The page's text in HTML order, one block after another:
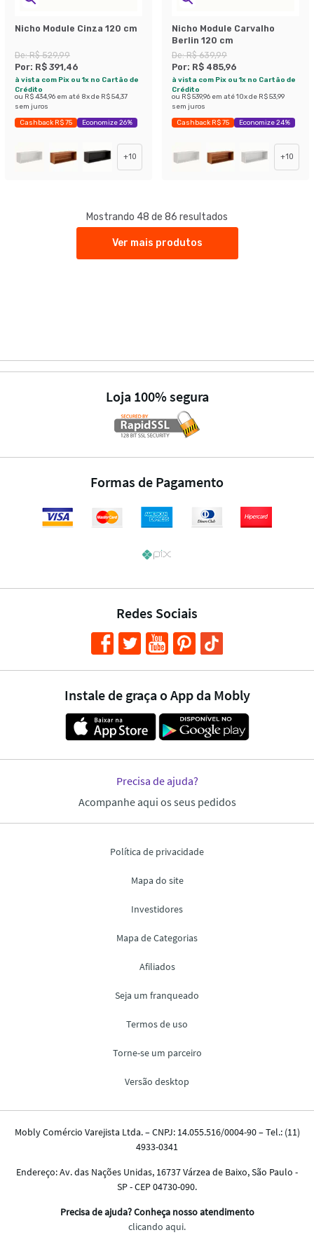
Nicho Module Cinza 120 cm
De:R$ 529,99
Por: R$ 391,46
à vista com Pix ou 1x no Cartão de
Crédito
ou R$ 434,96 em até 8x de R$ 54,37
sem juros
Cashback R$ 75 Economize 26%
+10
Nicho Module Carvalho
Berlin 120 cm
De:R$ 639,99
Por: R$ 485,96
à vista com Pix ou 1x no Cartão de
Crédito
ou R$ 539,96 em até10x de R$ 53,99
sem juros
Cashback R$ 75 Economize 24%
+10
Mostrando 48 de 86 resultados
Ver mais produtos